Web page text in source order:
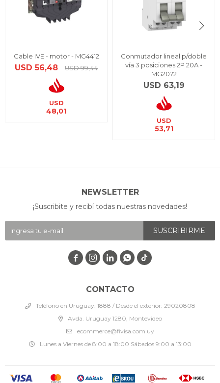
Cable IVE - motor - MG4412
USD 56,48 USD 99,44
USD
48,01
Conmutador lineal p/doble
vía 3 posiciones 2P 20A -
MG2072
USD 63,19
USD
53,71
CONTACTO
Teléfono en Uruguay: 1888 / Desde el exterior: 29020808
Avda. Uruguay 1280, Montevideo
ecommerce@fivisa.com.uy
Lunes a Viernes de 8:00 a 18:00 Sábados 9:00 a 13:00
NEWSLETTER
¡Suscribite y recibí todas nuestras novedades!
SUSCRIBIRME
   